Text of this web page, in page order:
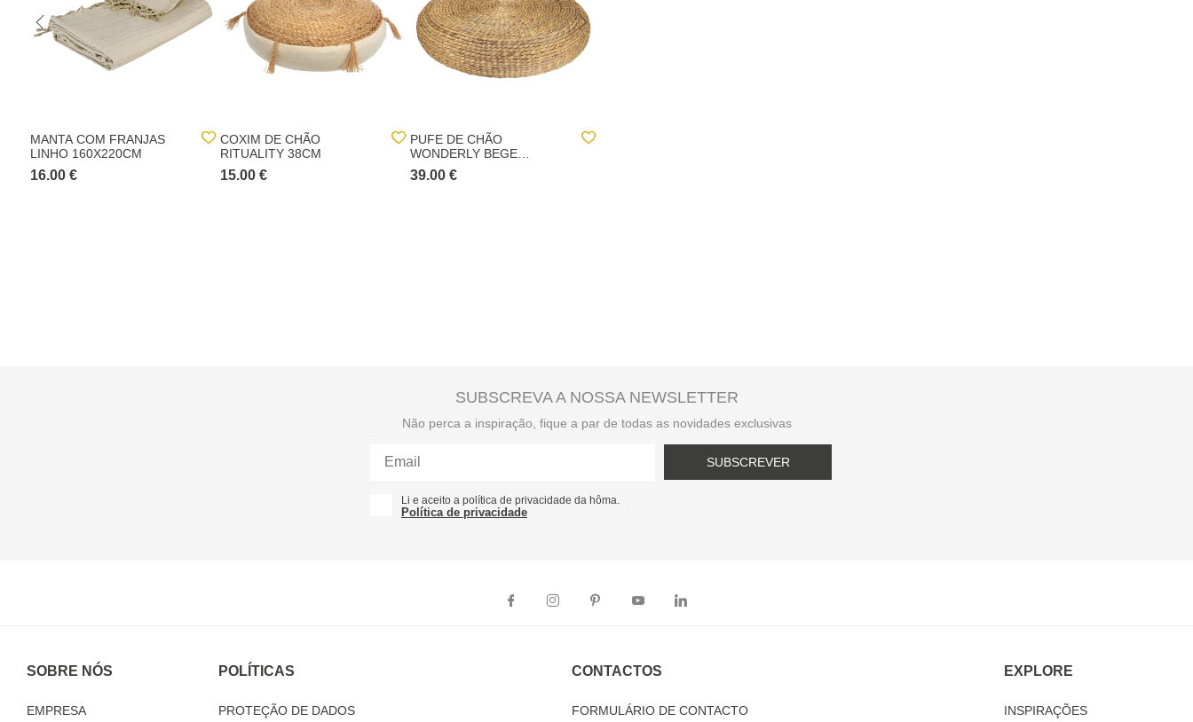
MANTA COM FRANJAS
LINHO 160X220CM
16.00 €
COXIM DE CHÃO
RITUALITY 38CM
15.00 €
PUFE DE CHÃO
WONDERLY BEGE
TRANÇADO EM
SEAGRASS
39.00 €
SUBSCREVA A NOSSA NEWSLETTER
Não perca a inspiração, fique a par de todas as novidades exclusivas
SUBSCREVER
Li e aceito a política de privacidade da hôma.
Política de privacidade
SOBRE NÓS
EMPRESA
POLÍTICAS
PROTEÇÃO DE DADOS
CONTACTOS
FORMULÁRIO DE CONTACTO
EXPLORE
INSPIRAÇÕES